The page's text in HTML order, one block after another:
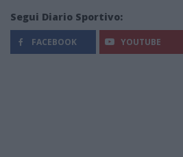
Segui Diario Sportivo:
FACEBOOK YOUTUBE